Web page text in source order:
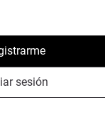
sesión